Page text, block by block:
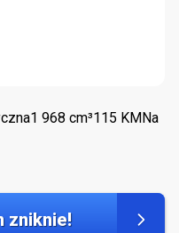
1 968 cm³115 KM Na
zniknie!